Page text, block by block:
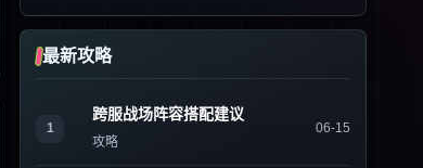
最新攻略
1
跨服战场阵容搭配建议
攻略
06-15